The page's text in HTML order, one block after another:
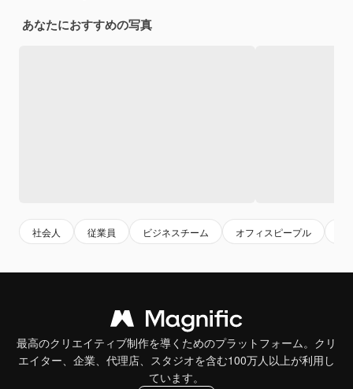
あなたにおすすめの写真
社会人 従業員 ビジネスチーム オフィスピープル
最高のクリエイティブ制作を導くためのプラットフォーム。クリ
エイター、企業、代理店、スタジオを含む100万人以上が利用し
ています。